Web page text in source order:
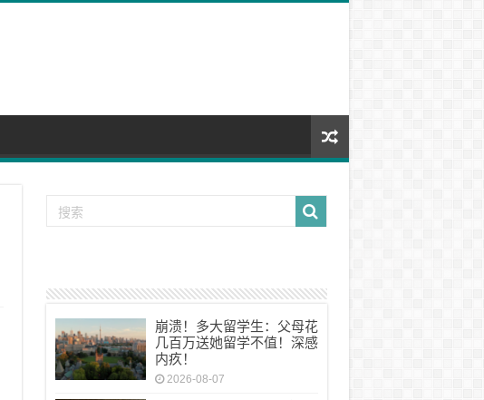
崩溃！多大留学生：父母花
几百万送她留学不值！深感
内疚！
2026-08-07